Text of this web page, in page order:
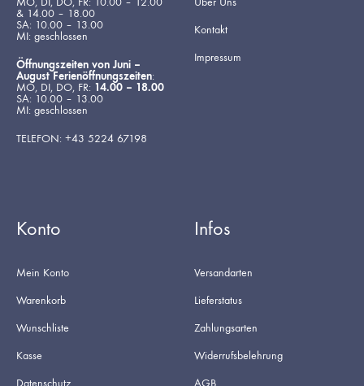
& 14.00 – 18.00
SA: 10.00 – 13.00
MI: geschlossen
Öffnungszeiten von Juni –
August Ferienöffnungszeiten:
MO, DI, DO, FR: 14.00 – 18.00
SA: 10.00 – 13.00
MI: geschlossen
TELEFON: +43 5224 67198
Kontakt
Impressum
Konto
Mein Konto
Warenkorb
Wunschliste
Kasse
Datenschutz
Infos
Versandarten
Lieferstatus
Zahlungsarten
Widerrufsbelehrung
AGB